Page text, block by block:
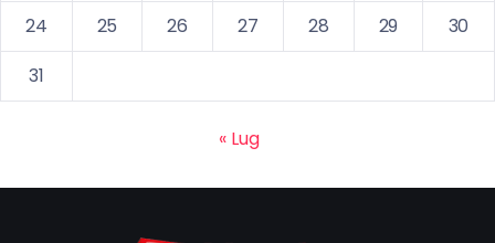
24
25 26 27 28 29
30
31
« Lug